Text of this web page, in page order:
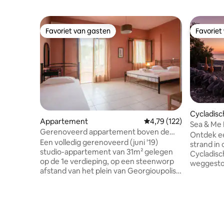
Favoriet van gasten
Favoriet van gasten
Appartement Gemiddelde
4,79 (122)
Gerenoveerd appartement boven de
bakkerij
Een volledig gerenoveerd (juni '19)
studio-appartement van 31m² gelegen
op de 1e verdieping, op een steenworp
afstand van het plein van Georgioupolis
Sea &
en
Ontdek
strand in